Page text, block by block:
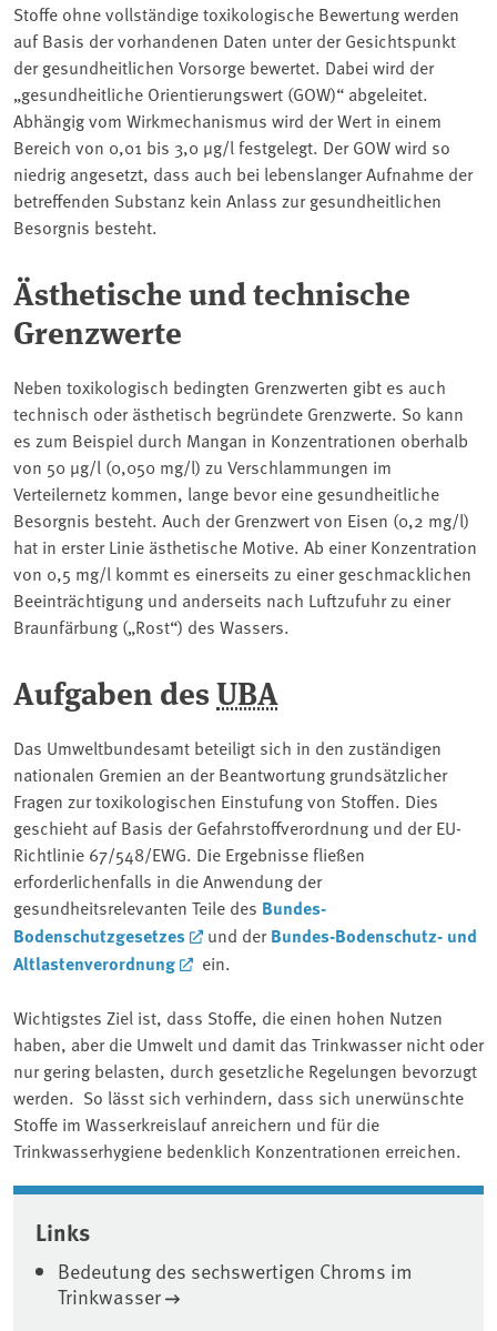
Stoffe ohne vollständige toxikologische Bewertung werden
auf Basis der vorhandenen Daten unter der Gesichtspunkt
der gesundheitlichen Vorsorge bewertet. Dabei wird der
„gesundheitliche Orientierungswert (GOW)“ abgeleitet.
Abhängig vom Wirkmechanismus wird der Wert in einem
Bereich von 0,01 bis 3,0 µg/l festgelegt. Der GOW wird so
niedrig angesetzt, dass auch bei lebenslanger Aufnahme der
betreffenden Substanz kein Anlass zur gesundheitlichen
Besorgnis besteht.
Ästhetische und technische
Grenzwerte
Neben toxikologisch bedingten Grenzwerten gibt es auch
technisch oder ästhetisch begründete Grenzwerte. So kann
es zum Beispiel durch Mangan in Konzentrationen oberhalb
von 50 µg/l (0,050 mg/l) zu Verschlammungen im
Verteilernetz kommen, lange bevor eine gesundheitliche
Besorgnis besteht. Auch der Grenzwert von Eisen (0,2 mg/l)
hat in erster Linie ästhetische Motive. Ab einer Konzentration
von 0,5 mg/l kommt es einerseits zu einer geschmacklichen
Beeinträchtigung und anderseits nach Luftzufuhr zu einer
Braunfärbung („Rost“) des Wassers.
Aufgaben desUBA
Das Umweltbundesamt beteiligt sich in den zuständigen
nationalen Gremien an der Beantwortung grundsätzlicher
Fragen zur toxikologischen Einstufung von Stoffen. Dies
geschieht auf Basis der Gefahrstoffverordnung und der EU-
Richtlinie 67/548/EWG. Die Ergebnisse fließen
erforderlichenfalls in die Anwendung der
gesundheitsrelevanten Teile des Bundes-
Bodenschutzgesetzes
und derBundes-Bodenschutz- und
Altlastenverordnung
ein.
Wichtigstes Ziel ist, dass Stoffe, die einen hohen Nutzen
haben, aber die Umwelt und damit das Trinkwasser nicht oder
nur gering belasten, durch gesetzliche Regelungen bevorzugt
werden. So lässt sich verhindern, dass sich unerwünschte
Stoffe im Wasserkreislauf anreichern und für die
Trinkwasserhygiene bedenklich Konzentrationen erreichen.
Associated content
Links
Bedeutung des sechswertigen Chroms im
Trinkwasser